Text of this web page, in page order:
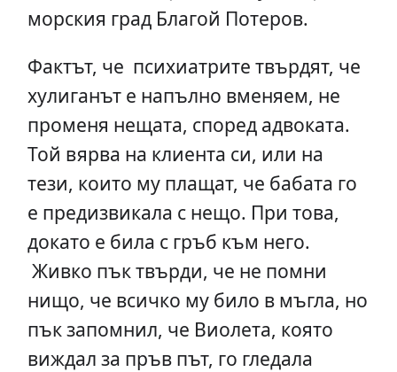
морския град Благой Потеров.
Фактът, че психиатрите твърдят, че
хулиганът е напълно вменяем, не
променя нещата, според адвоката.
Той вярва на клиента си, или на
тези, които му плащат, че бабата го
е предизвикала с нещо. При това,
докато е била с гръб към него.
Живко пък твърди, че не помни
нищо, че всичко му било в мъгла, но
пък запомнил, че Виолета, която
виждал за пръв път, го гледала